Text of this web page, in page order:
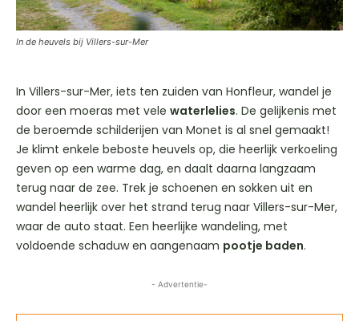
In de heuvels bij Villers-sur-Mer
In Villers-sur-Mer, iets ten zuiden van Honfleur, wandel je
door een moeras met vele waterlelies. De gelijkenis met
de beroemde schilderijen van Monet is al snel gemaakt!
Je klimt enkele beboste heuvels op, die heerlijk verkoeling
geven op een warme dag, en daalt daarna langzaam
terug naar de zee. Trek je schoenen en sokken uit en
wandel heerlijk over het strand terug naar Villers-sur-Mer,
waar de auto staat. Een heerlijke wandeling, met
voldoende schaduw en aangenaam pootje baden.
- Advertentie-